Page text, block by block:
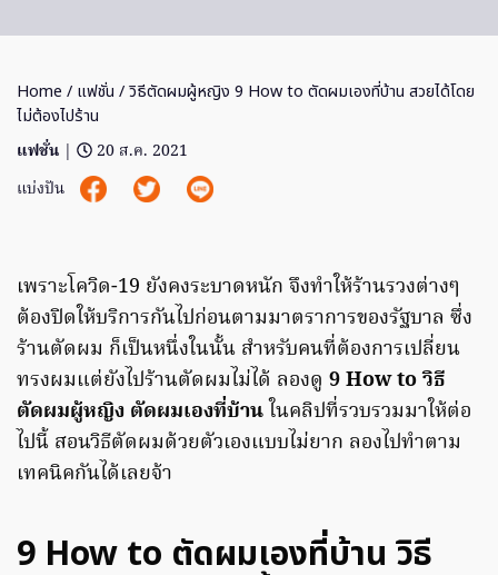
Home / แฟชั่น / วิธีตัดผมผู้หญิง 9 How to ตัดผมเองที่บ้าน สวยได้โดย
ไม่ต้องไปร้าน
แฟชั่น |
20 ส.ค. 2021
แบ่งปัน
เพราะโควิด-19 ยังคงระบาดหนัก จึงทำให้ร้านรวงต่างๆ
ต้องปิดให้บริการกันไปก่อนตามมาตราการของรัฐบาล ซึ่ง
ร้านตัดผม ก็เป็นหนึ่งในนั้น สำหรับคนที่ต้องการเปลี่ยน
ทรงผมแต่ยังไปร้านตัดผมไม่ได้ ลองดู 9 How to วิธี
ตัดผมผู้หญิง ตัดผมเองที่บ้านในคลิปที่รวบรวมมาให้ต่อ
ไปนี้ สอนวิธีตัดผมด้วยตัวเองแบบไม่ยาก ลองไปทำตาม
เทคนิคกันได้เลยจ้า
9 How to ตัดผมเองที่บ้าน วิธี